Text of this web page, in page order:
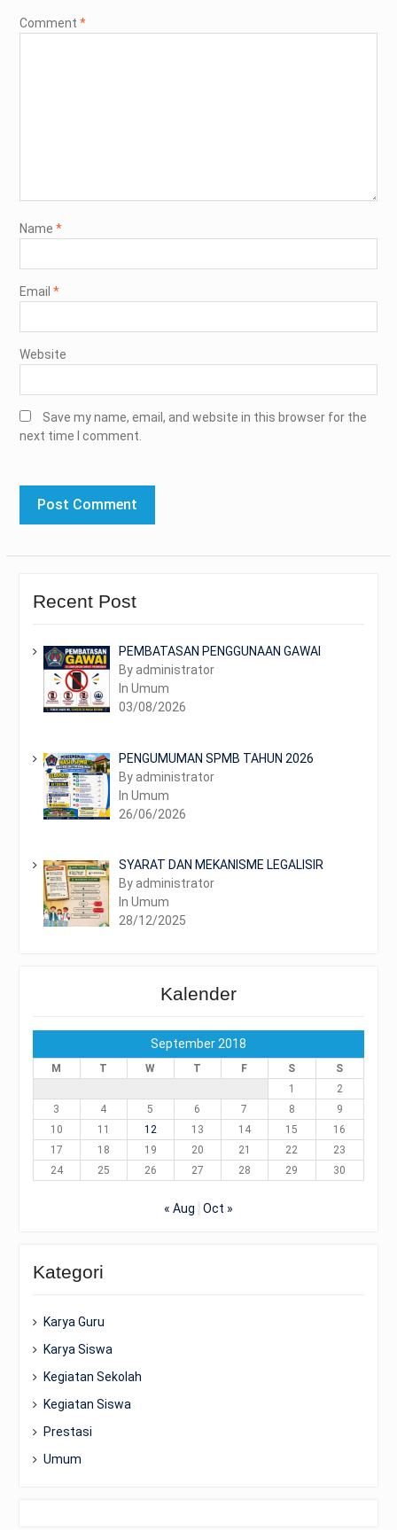
Comment *
Name *
Email *
Website
Save my name, email, and website in this browser for the
next time I comment.
Recent Post
PEMBATASAN PENGGUNAAN GAWAI
By administrator
In Umum
03/08/2026
PENGUMUMAN SPMB TAHUN 2026
By administrator
In Umum
26/06/2026
SYARAT DAN MEKANISME LEGALISIR
By administrator
In Umum
28/12/2025
Kalender
September 2018
M T W T F S
S
1
2
3
4 5 6 7 8
9
10
11 12 13 14 15
16
17
18 19 20 21 22
23
24
25 26 27 28 29 30
« Aug Oct »
Kategori
Karya Guru
Karya Siswa
Kegiatan Sekolah
Kegiatan Siswa
Prestasi
Umum